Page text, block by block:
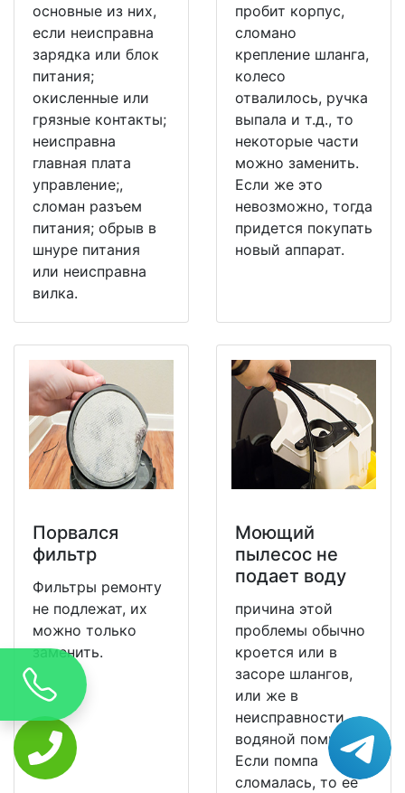
основные из них,
если неисправна
зарядка или блок
питания;
окисленные или
грязные контакты;
неисправна
главная плата
управление;,
сломан разъем
питания; обрыв в
шнуре питания
или неисправна
вилка.
пробит корпус,
сломано
крепление шланга,
колесо
отвалилось, ручка
выпала и т.д., то
некоторые части
можно заменить.
Если же это
невозможно, тогда
придется покупать
новый аппарат.
Порвался
фильтр
Фильтры ремонту
не подлежат, их
можно только
заменить.
Моющий
пылесос не
подает воду
причина этой
проблемы обычно
кроется или в
засоре шлангов,
или же в
неисправности
водяной помпы.
Если помпа
сломалась, то ее